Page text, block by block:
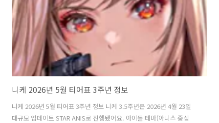
니케 2026년 5월 티어표 3주년 정보
니케 2026년 5월 티어표 3주년 정보 니케 3.5주년은 2026년 4월 23일
대규모 업데이트 STAR ANIS로 진행됐어요. 아이돌 테마(아니스 중심